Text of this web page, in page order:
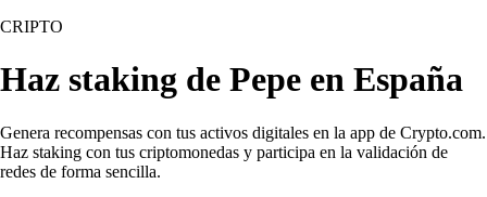
CRIPTO
Haz staking de Pepe en España
Genera recompensas con tus activos digitales en la app de Crypto.com.
Haz staking con tus criptomonedas y participa en la validación de
redes de forma sencilla.